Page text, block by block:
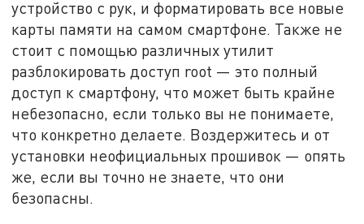
устройство с рук, и форматировать все новые
карты памяти на самом смартфоне. Также не
стоит с помощью различных утилит
разблокировать доступ root — это полный
доступ к смартфону, что может быть крайне
небезопасно, если только вы не понимаете,
что конкретно делаете. Воздержитесь и от
установки неофициальных прошивок — опять
же, если вы точно не знаете, что они
безопасны.